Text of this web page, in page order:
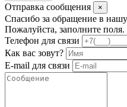
Отправка сообщения ×
Спасибо за обращение в
Пожалуйста, заполните поля.
Телефон для связи
Как вас зовут?
E-mail для связи